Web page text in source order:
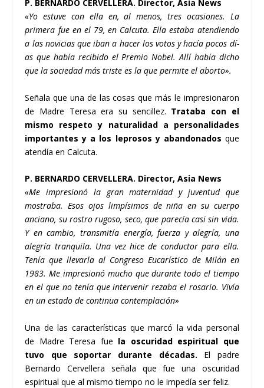
P. BERNARDO CERVELLERA. Director, Asia News
«Yo estuve con ella en, al menos, tres ocasiones. La
primera fue en el 79, en Calcuta. Ella estaba atendiendo
a las novicias que iban a hacer los votos y hací­a pocos dí­
as que habí­a recibido el Premio Nobel. Allí­ habí­a dicho
que la sociedad más triste es la que permite el aborto».
Señala que una de las cosas que más le impresionaron
de Madre Teresa era su sencillez. Trataba con el
mismo respeto y naturalidad a personalidades
importantes y a los leprosos y abandonados que
atendí­a en Calcuta.
P. BERNARDO CERVELLERA. Director, Asia News
«Me impresionó la gran maternidad y juventud que
mostraba. Esos ojos limpí­simos de niña en su cuerpo
anciano, su rostro rugoso, seco, que parecí­a casi sin vida.
Y en cambio, transmití­a energí­a, fuerza y alegrí­a, una
alegrí­a tranquila. Una vez hice de conductor para ella.
Tení­a que llevarla al Congreso Eucarí­stico de Milán en
1983. Me impresionó mucho que durante todo el tiempo
en el que no tení­a que intervenir rezaba el rosario. Viví­a
en un estado de continua contemplación»
Una de las caracterí­sticas que marcó la vida personal
de Madre Teresa fue la oscuridad espiritual que
tuvo que soportar durante décadas. El padre
Bernardo Cervellera señala que fue una oscuridad
espiritual que al mismo tiempo no le impedí­a ser feliz.